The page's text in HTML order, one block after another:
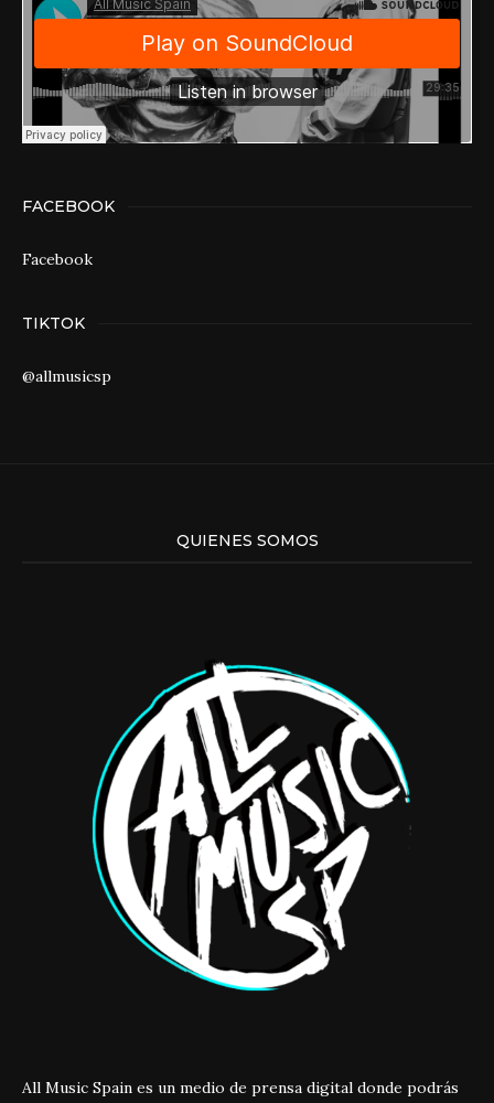
FACEBOOK
Facebook
TIKTOK
@allmusicsp
QUIENES SOMOS
All Music Spain es un medio de prensa digital donde podrás